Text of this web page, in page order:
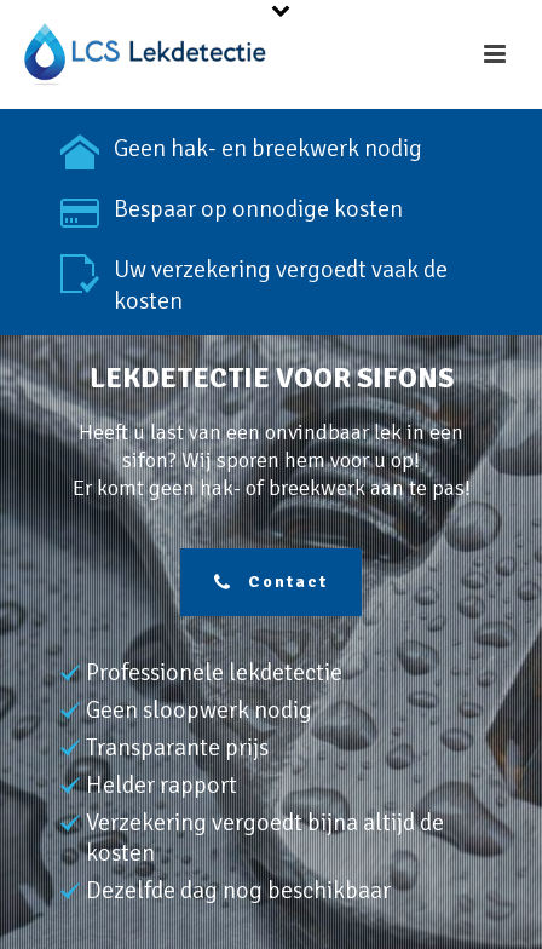
Geen hak- en breekwerk nodig
Bespaar op onnodige kosten
Uw verzekering vergoedt vaak de
kosten
LEKDETECTIE VOOR SIFONS
Heeft u last van een onvindbaar lek in een
sifon? Wij sporen hem voor u op!
Er komt geen hak- of breekwerk aan te pas!
Contact
Professionele lekdetectie
Geen sloopwerk nodig
Transparante prijs
Helder rapport
Verzekering vergoedt bijna altijd de
kosten
Dezelfde dag nog beschikbaar